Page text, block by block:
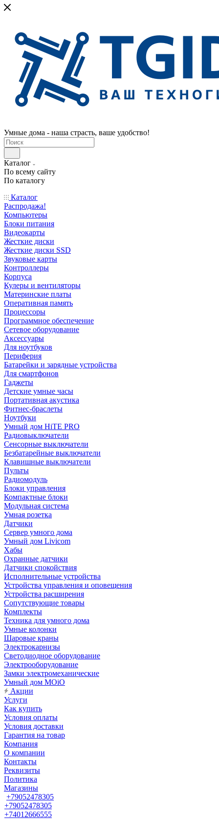
Умные дома - наша страсть, ваше удобство!
Каталог
По всему сайту
По каталогу
Каталог
Распродажа!
Компьютеры
Блоки питания
Видеокарты
Жесткие диски
Жесткие диски SSD
Звуковые карты
Контроллеры
Корпуса
Кулеры и вентиляторы
Материнские платы
Оперативная память
Процессоры
Программное обеспечение
Сетевое оборудование
Аксессуары
Для ноутбуков
Периферия
Батарейки и зарядные устройства
Для смартфонов
Гаджеты
Детские умные часы
Портативная акустика
Фитнес-браслеты
Ноутбуки
Умный дом HiTE PRO
Радиовыключатели
Сенсорные выключатели
Безбатарейные выключатели
Клавишные выключатели
Пульты
Радиомодуль
Блоки управления
Компактные блоки
Модульная система
Умная розетка
Датчики
Сервер умного дома
Умный дом Livicom
Хабы
Охранные датчики
Датчики спокойствия
Исполнительные устройства
Устройства управления и оповещения
Устройства расширения
Сопутствующие товары
Комплекты
Техника для умного дома
Умные колонки
Шаровые краны
Электрокарнизы
Светодиодное оборудование
Электрооборудование
Замки электромеханические
Умный дом MOiO
Акции
Услуги
Как купить
Условия оплаты
Условия доставки
Гарантия на товар
Компания
О компании
Контакты
Реквизиты
Политика
Магазины
+79052478305
+79052478305
+74012666555